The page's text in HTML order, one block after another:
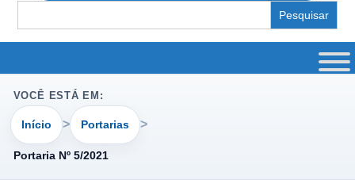
for:
VOCÊ ESTÁ EM:
Início Portarias
Portaria Nº 5/2021